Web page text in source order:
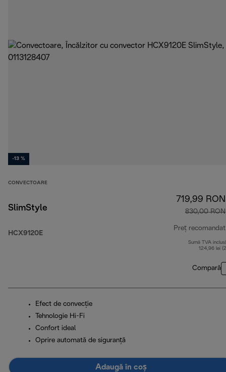
-13 %
CONVECTOARE
SlimStyle
HCX9120E
719,99 RON
830,00 RON
Preț recomandat
Sumă TVA
124,96 lei
Compară
Efect de convecție
Tehnologie Hi-Fi
Confort ideal
Oprire automată de siguranță
Adaugă în coș